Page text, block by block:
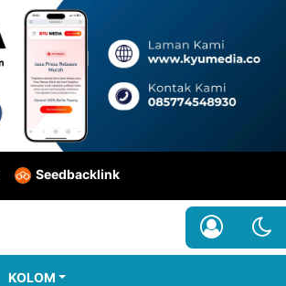
Seedbacklink
KOLOM